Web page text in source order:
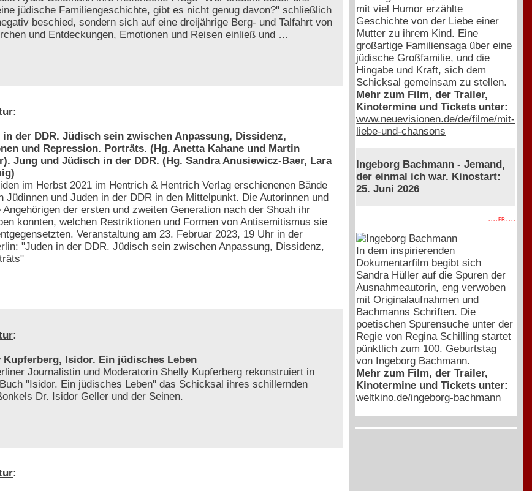
jüdische Familiengeschichte, gibt es nicht genug davon?" schließlich
beschied, sondern sich auf eine dreijährige Berg- und Talfahrt von
und Entdeckungen, Emotionen und Reisen einließ und …
:
in der DDR. Jüdisch sein zwischen Anpassung, Dissidenz,
und Repression. Porträts. (Hg. Anetta Kahane und Martin
Jung und Jüdisch in der DDR. (Hg. Sandra Anusiewicz-Baer, Lara
im Herbst 2021 im Hentrich & Hentrich Verlag erschienenen Bände
Jüdinnen und Juden in der DDR in den Mittelpunkt. Die Autorinnen und
der ersten und zweiten Generation nach der Shoah ihr
konnten, welchen Restriktionen und Formen von Antisemitismus sie
Veranstaltung am 23. Februar 2023, 19 Uhr in der
"Juden in der DDR. Jüdisch sein zwischen Anpassung, Dissidenz,
:
Kupferberg, Isidor. Ein jüdisches Leben
Journalistin und Moderatorin Shelly Kupferberg rekonstruiert in
"Isidor. Ein jüdisches Leben" das Schicksal ihres schillernden
Dr. Isidor Geller und der Seinen.
:
mit viel Humor erzählte
Geschichte von der Liebe einer
Mutter zu ihrem Kind. Eine
großartige Familiensaga über eine
jüdische Großfamilie, und die
Hingabe und Kraft, sich dem
Schicksal gemeinsam zu stellen.
Mehr zum Film, der Trailer,
Kinotermine und Tickets unter:
www.neuevisionen.de/de/filme/mit-
liebe-und-chansons
Ingeborg Bachmann - Jemand,
der einmal ich war. Kinostart:
25. Juni 2026
. . . . PR . . . .
In dem inspirierenden
Dokumentarfilm begibt sich
Sandra Hüller auf die Spuren der
Ausnahmeautorin, eng verwoben
mit Originalaufnahmen und
Bachmanns Schriften. Die
poetischen Spurensuche unter der
Regie von Regina Schilling startet
pünktlich zum 100. Geburtstag
von Ingeborg Bachmann.
Mehr zum Film, der Trailer,
Kinotermine und Tickets unter:
weltkino.de/ingeborg-bachmann